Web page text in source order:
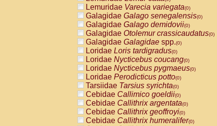
AtelidaeAlouattaspp.(0)
AtelidaeAteles belzebuth(0)
AtelidaeAteles geoffroyi(0)
AtelidaeAteles paniscus(0)
AtelidaeAtelesspp.(0)
Atelidae Lagothrix lagothricha
AtelidaeLagothrix lagothricha cana
PitheciidaeCacajao calvus
PitheciidaeCallicebus cupreus
PitheciidaeCallicebus donacophilus
PitheciidaeCallicebus moloch
PitheciidaeCallicebus torquatus
PitheciidaeCallicebusspp.(0)
PitheciidaeChiropotes satanas(0)
Lemuridae Varecia variegata(0)
Galagidae Galago senegalensis(0)
Galagidae Galago demidovii(0)
Galagidae Otolemur crassicaudatus(0)
Galagidae Galagidae spp.(0)
Loridae Loris tardigradus(0)
Loridae Nycticebus coucang(0)
Loridae Nycticebus pygmaeus(0)
Loridae Perodicticus potto(0)
Tarsiidae Tarsius syrichta(0)
Cebidae Callimico goeldii(0)
Cebidae Callithrix argentata(0)
Cebidae Callithrix geoffroyi(0)
Cebidae Callithrix humeralifer(0)